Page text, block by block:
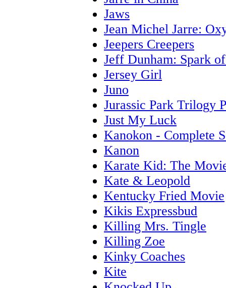
Jaws
Jean Michel Jarre:
Jeepers Creepers
Jeff Dunham: Spark
Jersey Girl
Juno
Jurassic Park Trilogy
Just My Luck
Kanokon - Complete
Kanon
Karate Kid: The
Kate & Leopold
Kentucky Fried Movie
Kikis Expressbud
Killing Mrs. Tingle
Killing Zoe
Kinky Coaches
Kite